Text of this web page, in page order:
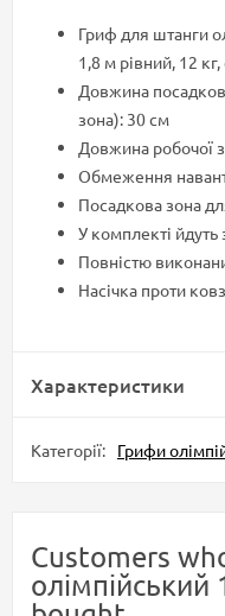
Гриф для штанги
1,8 м рівний, 12
Довжина
зона): 30 см
Довжина робочої
Обмеження
Посадкова зона
У комплекті йдуть
Повністю
Насічка проти
Характеристики
Категорії: Грифи
Customers